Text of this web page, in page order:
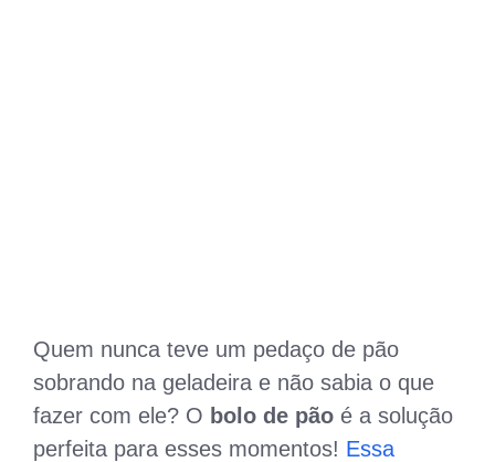
Quem nunca teve um pedaço de pão
sobrando na geladeira e não sabia o que
fazer com ele? O bolo de pão é a solução
perfeita para esses momentos! Essa